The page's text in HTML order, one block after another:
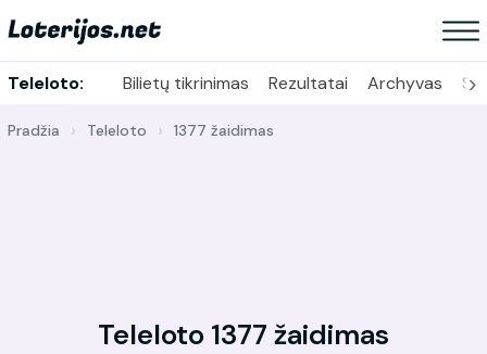
Teleloto: Bilietų tikrinimas Rezultatai Archyvas ›
Pradžia Teleloto 1377 žaidimas
Teleloto 1377 žaidimas